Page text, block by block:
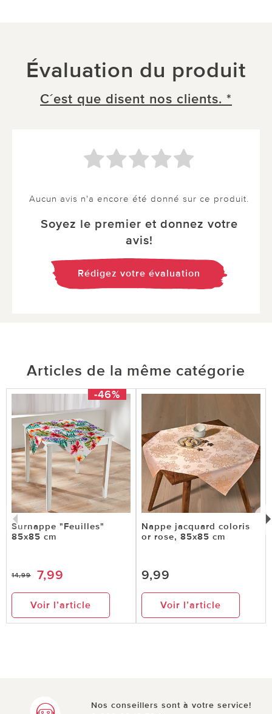
Évaluation du produit
C´est que disent nos clients. *
Aucun avis n'a encore été donné sur ce produit.
Soyez le premier et donnez votre
avis!
Rédigez votre évaluation
Articles de la même catégorie
-46%
Surnappe "Feuilles"
85x85 cm
14,99 7,99
Voir l’article
Nappe jacquard coloris
or rose, 85x85 cm
9,99
Voir l’article
Nos conseillers sont à votre service!